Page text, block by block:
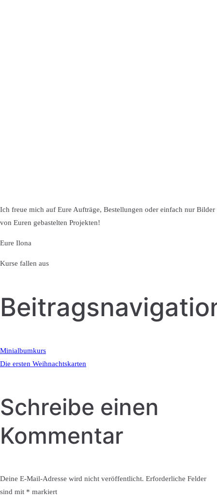
Ich freue mich auf Eure Aufträge, Bestellungen oder einfach nur Bilder
von Euren gebastelten Projekten!
Eure Ilona
Kurse fallen aus
Minialbumkurs
Die ersten Weihnachtskarten
Schreibe einen
Kommentar
Deine E-Mail-Adresse wird nicht veröffentlicht. Erforderliche Felder
sind mit * markiert